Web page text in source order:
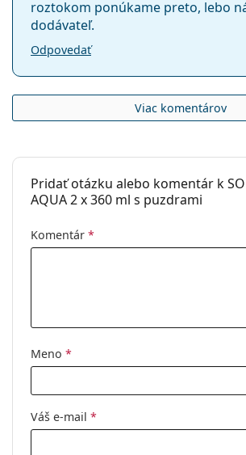
roztokom ponúkame preto, lebo
dodávateľ.
Odpovedať
Viac komentárov
Pridať otázku alebo komentár k
AQUA 2 x 360 ml s puzdrami
Komentár *
Meno *
Váš e-mail *